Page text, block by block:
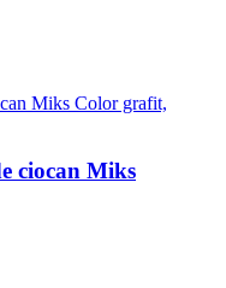
ciocan Miks